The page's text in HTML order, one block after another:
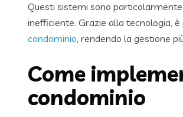
Questi sistemi sono
inefficiente. Grazie alla tecnologia,
condominio, rendendo la gestione
Come
condominio